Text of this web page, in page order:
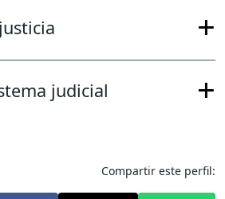
judicial
Compartir este perfil: